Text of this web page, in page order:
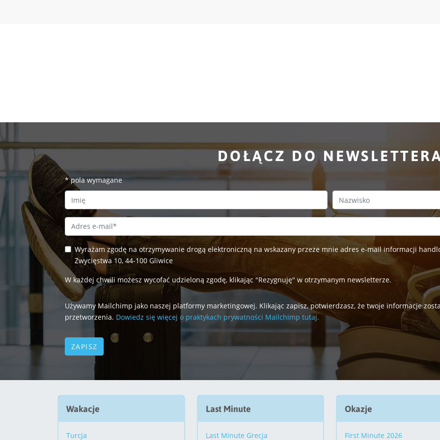
DOŁĄCZ DO
*pola wymagane
First Name
Last Name
Email Address*
Wyrażam zgodę na otrzymywanie drogą elektroniczną na wskazany przeze mnie adres e-mail informacji
Zwycięstwa 10, 44-100 Gliwice
W każdej chwili możesz wycofać udzieloną zgodę, klikając "Rezygnuję" w otrzymanym newsletterze.
Używamy Mailchimp jako naszej platformy marketingowej. Klikając zapisz, potwierdzasz, że twoje informacje
przetworzenia. Dowiedz się więcej o praktykach prywatności Mailchimp tutaj.
Wakacje
Turcja
Last Minute
Last Minute Grecja
Okazje
First Minute 2026